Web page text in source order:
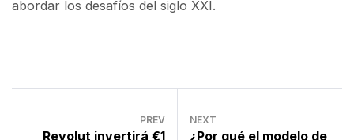
abordar los desafíos del siglo XXI.
PREV
Revolut invertirá €1
NEXT
¿Por qué el modelo de